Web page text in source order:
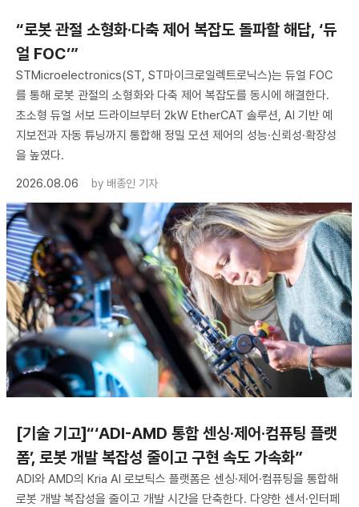
“로봇 관절 소형화·다축 제어 복잡도 돌파할 해답, ‘듀
얼 FOC’”
STMicroelectronics(ST, ST마이크로일렉트로닉스)는 듀얼 FOC
를 통해 로봇 관절의 소형화와 다축 제어 복잡도를 동시에 해결한다.
초소형 듀얼 서보 드라이브부터 2kW EtherCAT 솔루션, AI 기반 예
지보전과 자동 튜닝까지 통합해 정밀 모션 제어의 성능·신뢰성·확장성
을 높였다.
2026.08.06
by 배종인 기자
[기술 기고]“‘ADI-AMD 통합 센싱·제어·컴퓨팅 플랫
폼’, 로봇 개발 복잡성 줄이고 구현 속도 가속화”
ADI와 AMD의 Kria AI 로보틱스 플랫폼은 센싱·제어·컴퓨팅을 통합해
로봇 개발 복잡성을 줄이고 개발 시간을 단축한다. 다양한 센서·인터페